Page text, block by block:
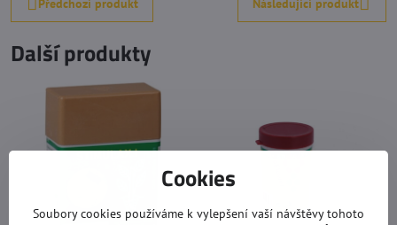
Další produkty
Cookies
Soubory cookies používáme k vylepšení vaší návštěvy tohoto